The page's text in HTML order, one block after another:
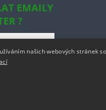
EMAILY
?
našich webových stránek